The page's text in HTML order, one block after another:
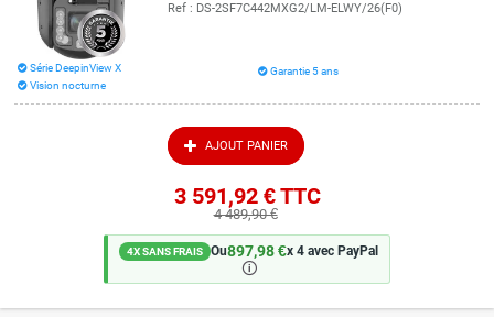
Ref : DS-2SF7C442MXG2/LM-ELWY/26(F0)
Série DeepinView X
Vision nocturne
Garantie 5 ans
AJOUT PANIER
3 591,92 €TTC
4 489,90 €
4X SANS FRAIS Ou897,98 €x 4 avec PayPal
🛈